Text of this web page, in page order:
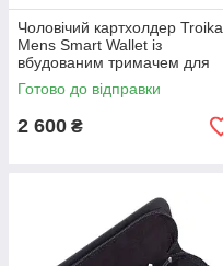
Чоловічий картхолдер Troika
Mens Smart Wallet із
вбудованим тримачем для
Apple AirTag, функціональний
гаманець, чорний
Готово до відправки
2 600 ₴